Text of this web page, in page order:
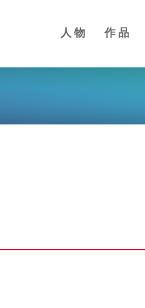
人物 作品